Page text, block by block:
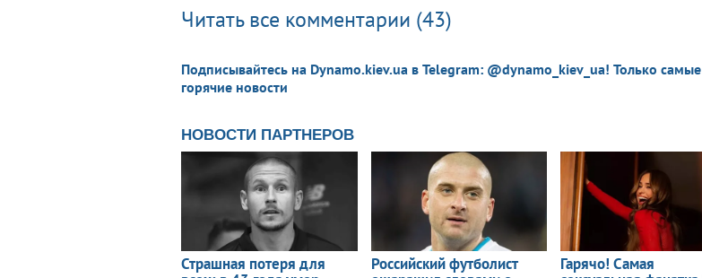
Читать все комментарии (43)
Подписывайтесь на Dynamo.kiev.ua в Telegram: @dynamo_kiev_ua! Только самые
горячие новости